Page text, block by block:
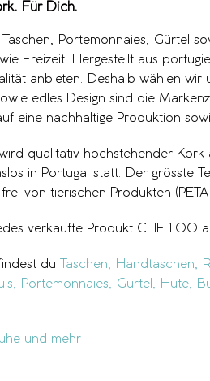
Für Dich.
Portemonnaies, Gürtel
Freizeit. Hergestellt aus
anbieten. Deshalb wählen wir
edles Design sind die
eine nachhaltige Produktion
qualitativ hochstehender
in Portugal statt. Der grösste
von tierischen Produkten (PETA
verkaufte Produkt CHF 1.00
du Taschen, Handtaschen,
Portemonnaies, Gürtel, Hüte,
und mehr